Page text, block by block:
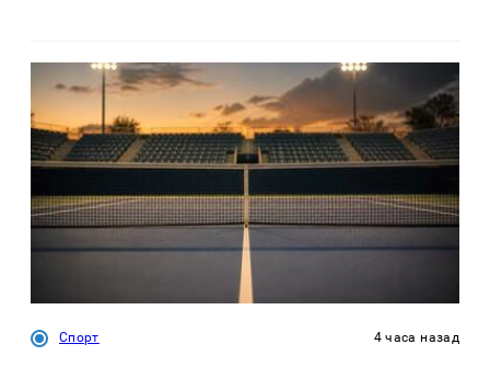
Спорт 4 часа назад